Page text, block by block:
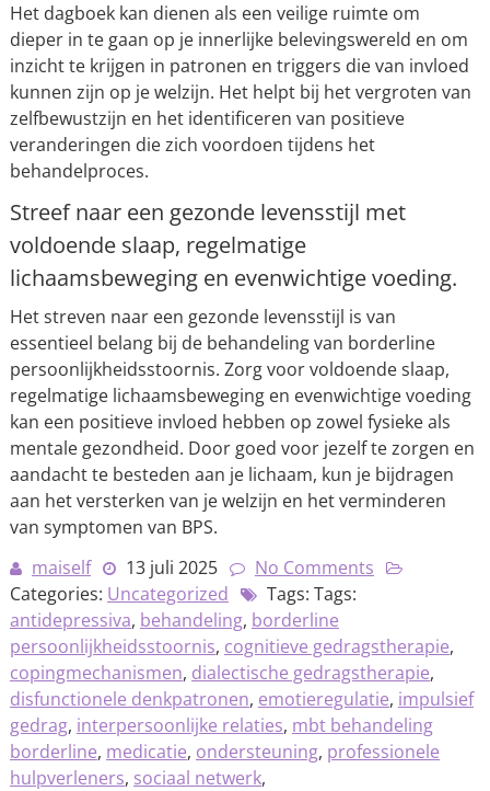
Het dagboek kan dienen als een veilige ruimte om
dieper in te gaan op je innerlijke belevingswereld en om
inzicht te krijgen in patronen en triggers die van invloed
kunnen zijn op je welzijn. Het helpt bij het vergroten van
zelfbewustzijn en het identificeren van positieve
veranderingen die zich voordoen tijdens het
behandelproces.
Streef naar een gezonde levensstijl met
voldoende slaap, regelmatige
lichaamsbeweging en evenwichtige voeding.
Het streven naar een gezonde levensstijl is van
essentieel belang bij de behandeling van borderline
persoonlijkheidsstoornis. Zorg voor voldoende slaap,
regelmatige lichaamsbeweging en evenwichtige voeding
kan een positieve invloed hebben op zowel fysieke als
mentale gezondheid. Door goed voor jezelf te zorgen en
aandacht te besteden aan je lichaam, kun je bijdragen
aan het versterken van je welzijn en het verminderen
van symptomen van BPS.
maiself
13 juli 2025
No Comments
Categories: Uncategorized
Tags: Tags:
antidepressiva, behandeling, borderline
persoonlijkheidsstoornis, cognitieve gedragstherapie,
copingmechanismen, dialectische gedragstherapie,
disfunctionele denkpatronen, emotieregulatie, impulsief
gedrag, interpersoonlijke relaties, mbt behandeling
borderline, medicatie, ondersteuning, professionele
hulpverleners, sociaal netwerk,